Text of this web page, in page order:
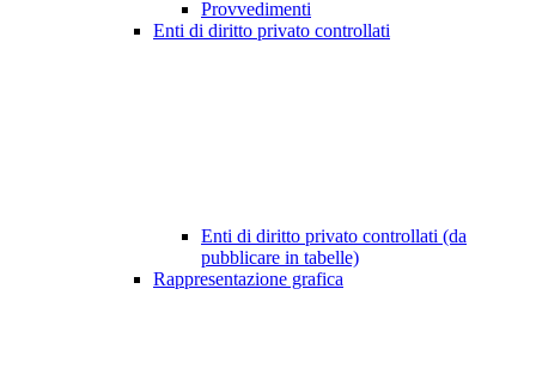
Provvedimenti
Enti di diritto privato controllati
Enti di diritto privato controllati (da
pubblicare in tabelle)
Rappresentazione grafica